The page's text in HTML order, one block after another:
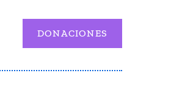
DONACIONES